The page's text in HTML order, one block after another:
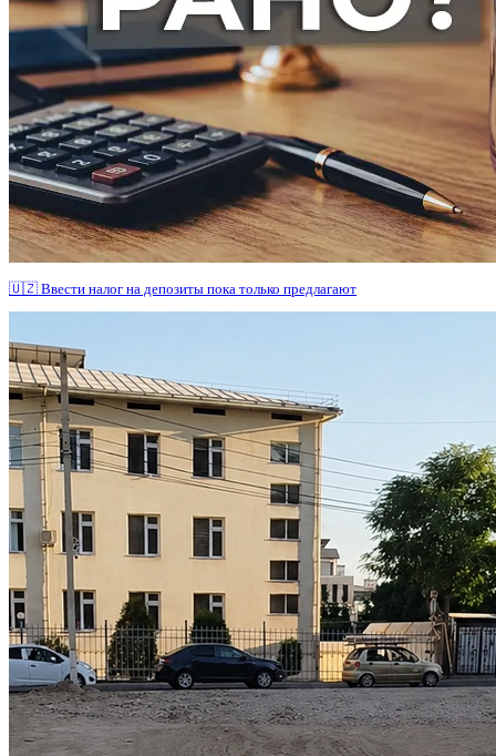
🇺🇿 Ввести налог на депозиты пока только предлагают